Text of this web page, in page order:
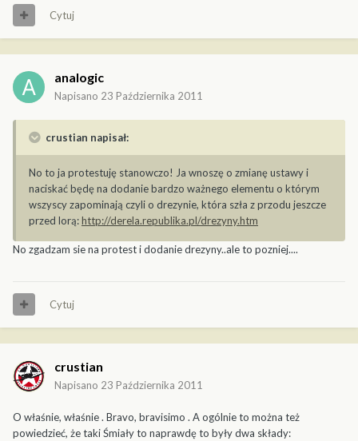
Cytuj
analogic
Napisano 23 Października 2011
crustian napisał:
No to ja protestuję stanowczo! Ja wnoszę o zmianę ustawy i
naciskać będę na dodanie bardzo ważnego elementu o którym
wszyscy zapominają czyli o drezynie, która szła z przodu jeszcze
przed lorą:http://derela.republika.pl/drezyny.htm
No zgadzam sie na protest i dodanie drezyny..ale to pozniej....
Cytuj
crustian
Napisano 23 Października 2011
O właśnie, właśnie . Bravo, bravisimo . A ogólnie to można też
powiedzieć, że taki Śmiały to naprawdę to były dwa składy: